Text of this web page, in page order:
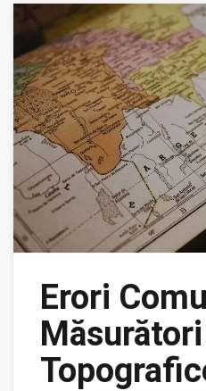
Erori
Măsurători